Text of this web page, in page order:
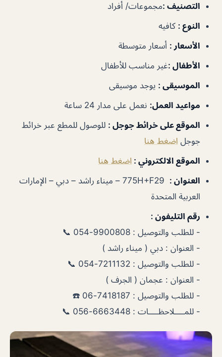
التصنيف :مجموعات/ أفراد
النوع : كافيه
الأسعار : أسعار متوسطة
الأطفال :غير مناسب للأطفال
الموسيقى : يوجد موسيقى
مواعيد العمل: نعمل على مدار 24 ساعة
الموقع على خرائط جوجل : للوصول للمطع عبر خرائط
جوجل اضغط هنا
الموقع الالكتروني : اضغط هنا
العنوان :
775H+F29 – ميناء راشد – دبي – الإمارات
العربية المتحدة
رقم التليفون :